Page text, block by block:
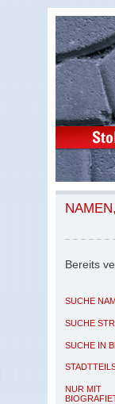
Bereits
SUCHE
SUCHE
SUCHE IN
NUR MIT